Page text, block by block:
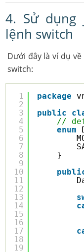
4. Sử dụng
lệnh switch
Dưới đây là ví dụ
switch:
1
2
3
4
5
6
7
8
9
10
11
12
13
14
15
16
17
18
19
package
public
//
enum
}